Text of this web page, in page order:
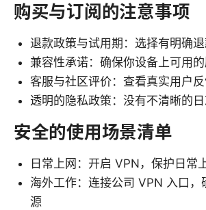
购买与订阅的注意事项
退款政策与试用期：选择有明确
兼容性承诺：确保你设备上可用
客服与社区评价：查看真实用户
透明的隐私政策：没有不清晰的
安全的使用场景清单
日常上网：开启 VPN，保护日常
海外工作：连接公司 VPN 入口，
源